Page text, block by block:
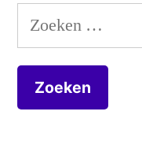
Zoeken
naar: